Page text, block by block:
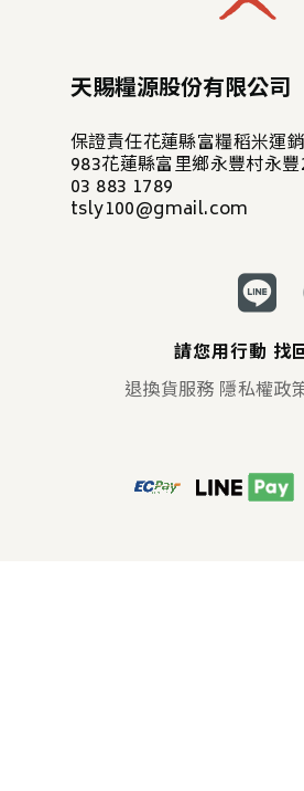
天賜糧源股份有限公司
保證責任花蓮縣富糧稻米運
983花蓮縣富里鄉永豐村永
03 883 1789
tsly100@gmail.com
請您用行動 找
退換貨服務 隱私權政